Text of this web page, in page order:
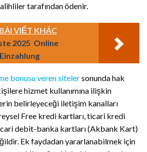
tarafından ödenir.
VIẾT KHÁC
2025 ️ Online
bonusu veren sitelersonunda hak
hizmet kullanımına ilişkin
belirleyeceği iletişim kanalları
Free kredi kartları, ticari kredi
debit-banka kartları (Akbank Kart)
Ek faydadan yararlanabilmek için